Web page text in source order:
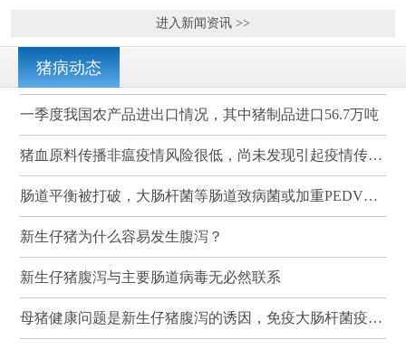
进入新闻资讯 >>
猪病动态
一季度我国农产品进出口情况，其中猪制品进口56.7万吨
猪血原料传播非瘟疫情风险很低，尚未发现引起疫情传播的案例
肠道平衡被打破，大肠杆菌等肠道致病菌或加重PEDV感染
新生仔猪为什么容易发生腹泻？
新生仔猪腹泻与主要肠道病毒无必然联系
母猪健康问题是新生仔猪腹泻的诱因，免疫大肠杆菌疫苗可有效降低其发病率和死亡率